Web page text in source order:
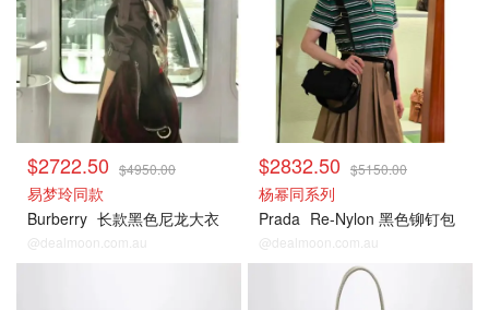
$2722.50 $4950.00
易梦玲同款
Burberry 长款黑色尼龙大衣
@dealmoon.com.au
$2832.50 $5150.00
杨幂同系列
Prada Re-Nylon 黑色铆钉包
@dealmoon.com.au